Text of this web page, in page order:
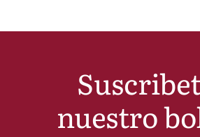
nuestro